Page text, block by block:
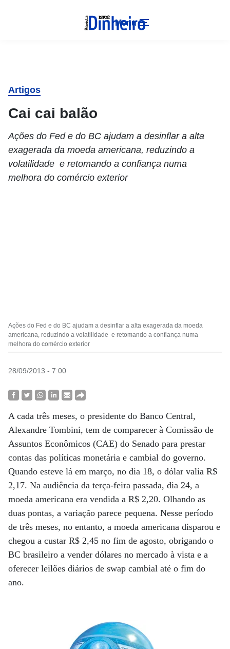
Menu
Artigos
Cai cai balão
Ações do Fed e do BC ajudam a desinflar a alta
exagerada da moeda americana, reduzindo a
volatilidade e retomando a confiança numa
melhora do comércio exterior
Ações do Fed e do BC ajudam a desinflar a alta exagerada da moeda
americana, reduzindo a volatilidade e retomando a confiança numa
melhora do comércio exterior
28/09/2013 - 7:00
A cada três meses, o presidente do Banco Central,
Alexandre Tombini, tem de comparecer à Comissão de
Assuntos Econômicos (CAE) do Senado para prestar
contas das políticas monetária e cambial do governo.
Quando esteve lá em março, no dia 18, o dólar valia R$
2,17. Na audiência da terça-feira passada, dia 24, a
moeda americana era vendida a R$ 2,20. Olhando as
duas pontas, a variação parece pequena. Nesse período
de três meses, no entanto, a moeda americana disparou e
chegou a custar R$ 2,45 no fim de agosto, obrigando o
BC brasileiro a vender dólares no mercado à vista e a
oferecer leilões diários de swap cambial até o fim do
ano.